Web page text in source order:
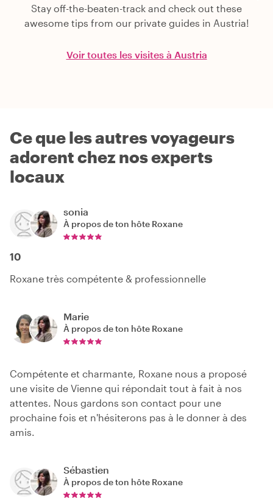
Stay off-the-beaten-track and check out these
awesome tips from our private guides in Austria!
Voir toutes les visites à Austria
Ce que les autres voyageurs
adorent chez nos experts
locaux
sonia
À propos de ton hôte Roxane
10
Roxane très compétente & professionnelle
Marie
À propos de ton hôte Roxane
Compétente et charmante, Roxane nous a proposé
une visite de Vienne qui répondait tout à fait à nos
attentes. Nous gardons son contact pour une
prochaine fois et n'hésiterons pas à le donner à des
amis.
Sébastien
À propos de ton hôte Roxane